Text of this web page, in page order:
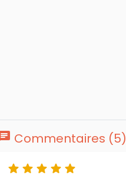
chat Commentaires (5)
    